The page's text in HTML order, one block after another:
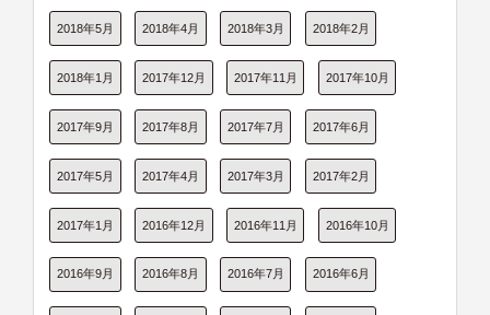
2018年5月 2018年4月 2018年3月 2018年2月
2018年1月 2017年12月 2017年11月 2017年10月
2017年9月 2017年8月 2017年7月 2017年6月
2017年5月 2017年4月 2017年3月 2017年2月
2017年1月 2016年12月 2016年11月 2016年10月
2016年9月 2016年8月 2016年7月 2016年6月